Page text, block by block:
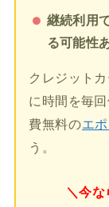
継続利用
る可能性
クレジット
に時間を毎
費無料のエ
う。
＼今な